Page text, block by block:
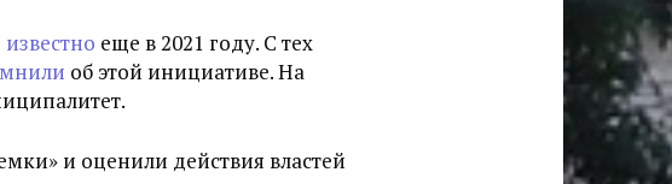
известно еще в 2021 году. С тех
об этой инициативе. На
и оценили действия властей